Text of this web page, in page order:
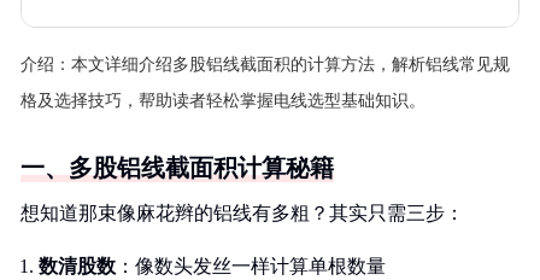
介绍： 本文详细介绍多股铝线截面积的计算方法，解析铝线常见规
格及选择技巧，帮助读者轻松掌握电线选型基础知识。
一、多股铝线截面积计算秘籍
想知道那束像麻花辫的铝线有多粗？其实只需三步：
数清股数 ：像数头发丝一样计算单根数量